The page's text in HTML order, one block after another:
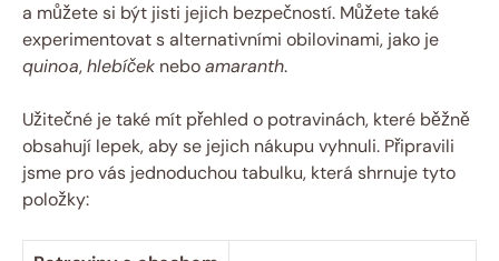
a můžete si být jisti jejich bezpečností. Můžete také
experimentovat s alternativními obilovinami, jako je
quinoa,hlebíček neboamaranth.
Užitečné je také mít přehled o potravinách, které běžně
obsahují lepek, aby se jejich nákupu vyhnuli. Připravili
jsme pro vás jednoduchou tabulku, která shrnuje tyto
položky: